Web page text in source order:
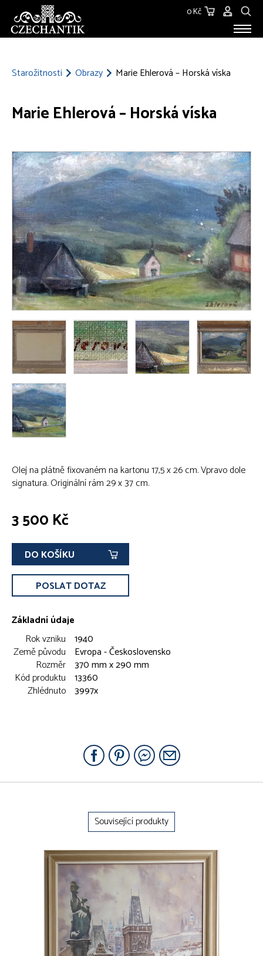
0 Kč
O NÁS
Starožitnosti Obrazy Marie Ehlerová – Horská víska
Marie Ehlerová – Horská víska
Olej na plátně fixovaném na kartonu 17,5 x 26 cm. Vpravo dole
signatura. Originální rám 29 x 37 cm.
3 500 Kč
DO KOŠÍKU
POSLAT DOTAZ
Základní údaje
Rok vzniku 1940
Země původu
Evropa - Československo
Rozměr 370 mm x 290 mm
Kód produktu 13360
Zhlédnuto 3997x
Související produkty